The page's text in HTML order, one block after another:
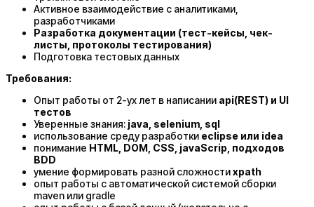
Активное взаимодействие с аналитиками,
разработчиками
Разработка документации (тест-кейсы, чек-
листы, протоколы тестирования)
Подготовка тестовых данных
Требования:
Опыт работы от 2-ух лет в написании api(REST) и UI
тестов
Уверенные знания: java, selenium, sql
использование среду разработки eclipse или idea
понимание HTML, DOM, CSS, javaScrip, подходов
BDD
умение формировать разной сложностиxpath
опыт работы с автоматической системой сборки
maven или gradle